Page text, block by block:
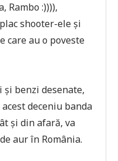
Rambo :)))),
shooter-ele și
care au o poveste
și benzi desenate,
deceniu banda
și din afară, va
aur în România.